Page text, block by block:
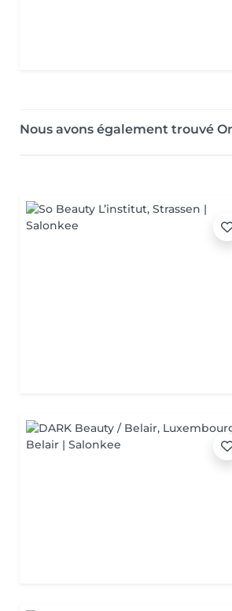
Nous avons également trouvé